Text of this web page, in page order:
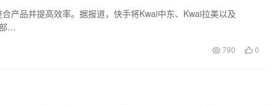
产品并提高效率。据报道，快手将Kwai中东、Kwai拉美以及
…
790 0